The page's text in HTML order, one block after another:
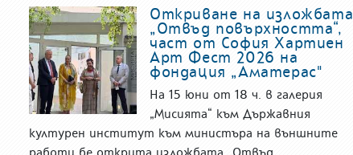
Откриване на изложбата
„Отвъд повърхността“,
част от София Хартиен
Арт Фест 2026 на
фондация „Аматерас"
На 15 юни от 18 ч. в галерия
„Мисията“ към Държавния
културен институт към министъра на външните